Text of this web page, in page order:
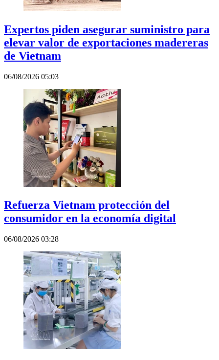
Expertos piden asegurar suministro para
elevar valor de exportaciones madereras
de Vietnam
06/08/2026 05:03
Refuerza Vietnam protección del
consumidor en la economía digital
06/08/2026 03:28